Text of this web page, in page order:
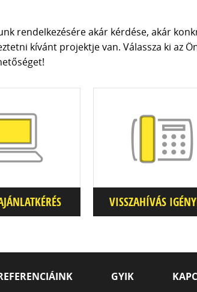
rendelkezésére akár kérdése, akár
kívánt projektje van. Válassza ki az
VISSZAHÍVÁS
GYIK